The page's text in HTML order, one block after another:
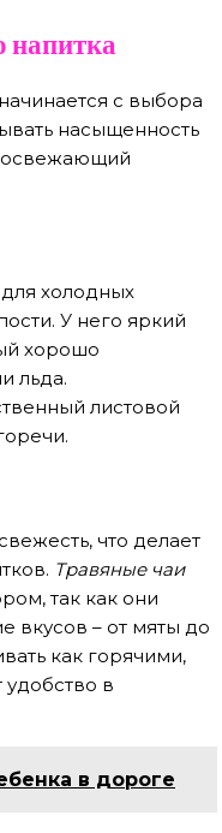
напитка
с выбора
насыщенность
освежающий
холодных
У него яркий
хорошо
льда.
листовой
что делает
Травяные чаи
так как они
вкусов – от мяты до
как горячими,
удобство в
в дороге